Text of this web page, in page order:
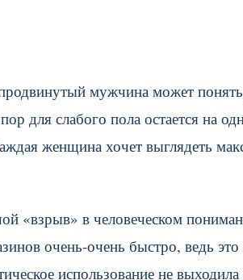
мужчина может
для слабого пола остается на
женщина хочет выглядеть
«взрыв» в человеческом
очень-очень быстро, ведь
использование не